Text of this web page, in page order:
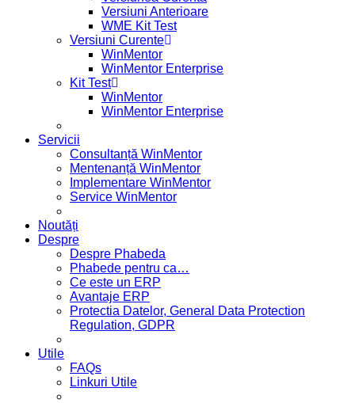
Versiuni Anterioare
WME Kit Test
Versiuni Curente
WinMentor
WinMentor Enterprise
Kit Test
WinMentor
WinMentor Enterprise
Servicii
Consultanță WinMentor
Mentenanță WinMentor
Implementare WinMentor
Service WinMentor
Noutăți
Despre
Despre Phabeda
Phabede pentru ca…
Ce este un ERP
Avantaje ERP
Protectia Datelor, General Data Protection
Regulation, GDPR
Utile
FAQs
Linkuri Utile